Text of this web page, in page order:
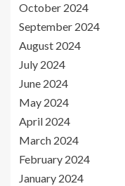
October 2024
September 2024
August 2024
July 2024
June 2024
May 2024
April 2024
March 2024
February 2024
January 2024